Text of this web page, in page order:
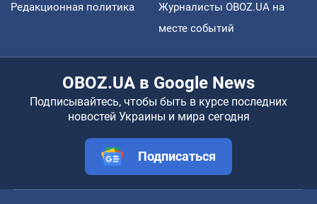
Редакционная политика
Журналисты OBOZ.UA на
месте событий
OBOZ.UA в Google News
Подписывайтесь, чтобы быть в курсе последних
новостей Украины и мира сегодня
Подписаться